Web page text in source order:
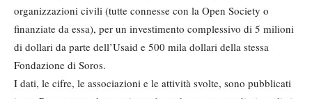
organizzazioni civili (tutte connesse con la Open Society o
finanziate da essa), per un investimento complessivo di 5 milioni
di dollari da parte dell’Usaid e 500 mila dollari della stessa
Fondazione di Soros.
I dati, le cifre, le associazioni e le attività svolte, sono pubblicati